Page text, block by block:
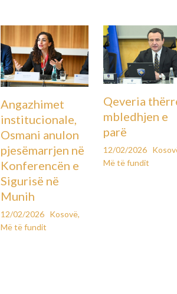
Angazhimet
institucionale,
Osmani anulon
pjesëmarrjen në
Konferencën e
Sigurisë në
Munih
12/02/2026 Kosovë,
Më të fundit
Qeveria
mbledhjen e
parë
12/02/2026
Më të fundit